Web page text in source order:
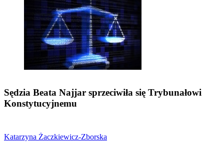
Sędzia Beata Najjar sprzeciwiła się Trybunałowi
Konstytucyjnemu
Katarzyna Żaczkiewicz-Zborska